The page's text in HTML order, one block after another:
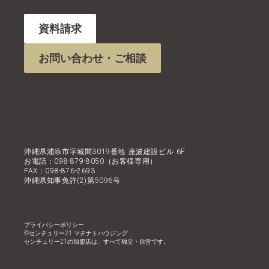
沖縄県浦添市字城間3019番地 座波建設ビル 6F
お電話：098-879-8050（お客様専用）
FAX：098-876-2693
沖縄県知事免許(2)第5096号
資料請求
お問い合わせ・ご相談
センチュリー21の加盟店は、すべて独立・自営です。
©︎センチュリー21 マチナトハウジング
プライバシーポリシー